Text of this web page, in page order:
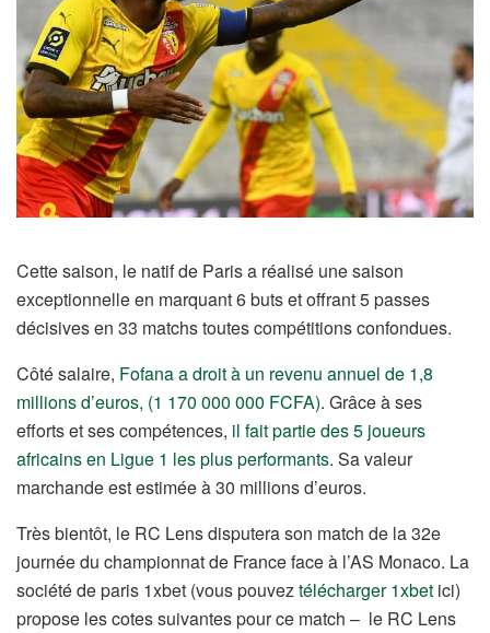
Cette saison, le natif de Paris a réalisé une saison
exceptionnelle en marquant 6 buts et offrant 5 passes
décisives en 33 matchs toutes compétitions confondues.
Côté salaire, Fofana a droit à un revenu annuel de 1,8
millions d’euros, (1 170 000 000 FCFA). Grâce à ses
efforts et ses compétences, il fait partie des 5 joueurs
africains en Ligue 1 les plus performants. Sa valeur
marchande est estimée à 30 millions d’euros.
Très bientôt, le RC Lens disputera son match de la 32e
journée du championnat de France face à l’AS Monaco. La
société de paris 1xbet (vous pouveztélécharger 1xbet ici)
propose les cotes suivantes pour ce match – le RC Lens